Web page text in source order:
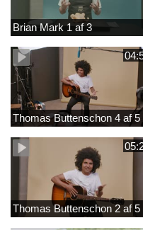
Brian Mark 1 af 3
Thomas Buttenschon 4 af 5
Thomas Buttenschon 2 af 5